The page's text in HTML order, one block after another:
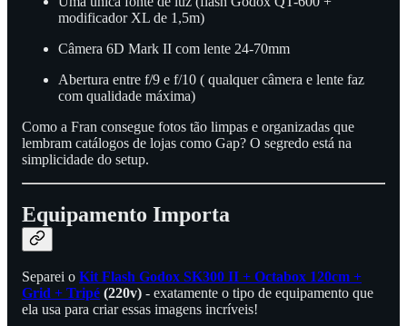
modificador XL de 1,5m)
Câmera 6D Mark II com lente 24-70mm
Abertura entre f/9 e f/10 ( qualquer câmera e lente faz
com qualidade máxima)
Como a Fran consegue fotos tão limpas e organizadas que
lembram catálogos de lojas como Gap? O segredo está na
simplicidade do setup.
Equipamento Importa
Separei o Kit Flash Godox SK300 II + Octabox 120cm +
Grid + Tripé (220v) - exatamente o tipo de equipamento que
ela usa para criar essas imagens incríveis!